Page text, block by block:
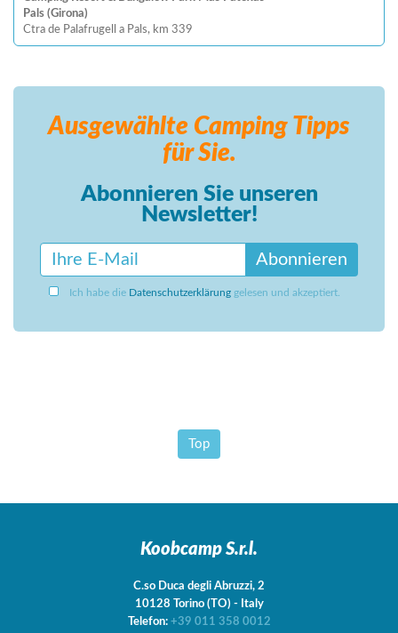
Pals (Girona)
Ctra de Palafrugell a Pals, km 339
Ausgewählte Camping Tipps
für Sie.
Abonnieren Sie unseren
Newsletter!
Abonnieren
Ich habe die Datenschutzerklärung gelesen und akzeptiert.
Top
Koobcamp S.r.l.
C.so Duca degli Abruzzi, 2
10128 Torino (TO) - Italy
Telefon: +39 011 358 0012